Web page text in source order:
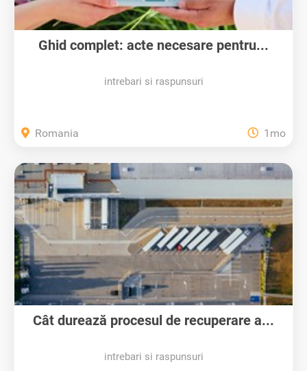
Ghid complet: acte necesare pentru...
intrebari si raspunsuri
Romania 1mo
Cât durează procesul de recuperare a...
intrebari si raspunsuri